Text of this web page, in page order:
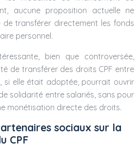
aucune proposition actuelle ne
de transférer directement les fonds
personnel.
bien que controversée,
de transférer des droits CPF entre
si elle était adoptée, pourrait ouvrir
solidarité entre salariés, sans pour
monétisation directe des droits.
sociaux sur la
CPF